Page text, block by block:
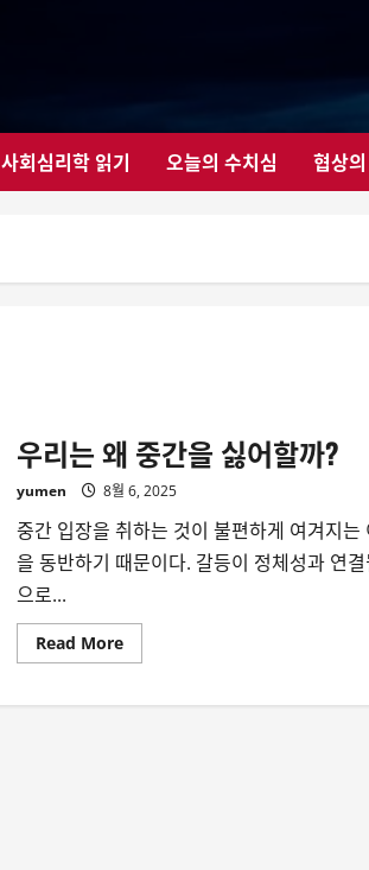
사회심리학 읽기 오늘의 수치심 협상
우리는 왜 중간을 싫어할까?
yumen 8월 6, 2025
중간 입장을 취하는 것이 불편하게 여겨지는
을 동반하기 때문이다. 갈등이 정체성과 연
으로...
Read MoreRead
more
리